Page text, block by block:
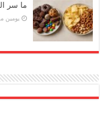
ما سر
‏يومين